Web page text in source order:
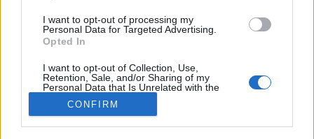
I want to opt-out of processing my
Personal Data for Targeted Advertising.
Opted In
I want to opt-out of Collection, Use,
Retention, Sale, and/or Sharing of my
Personal Data that Is Unrelated with the
Purposes for which it was collected.
Opted Out
CONFIRM